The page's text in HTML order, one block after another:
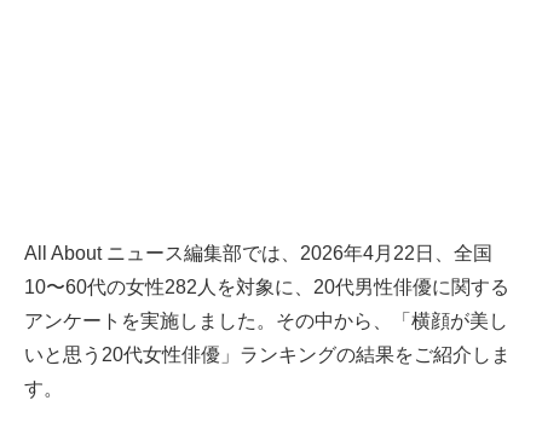
All About ニュース編集部では、2026年4月22日、全国
10〜60代の女性282人を対象に、20代男性俳優に関する
アンケートを実施しました。その中から、「横顔が美し
いと思う20代女性俳優」ランキングの結果をご紹介しま
す。